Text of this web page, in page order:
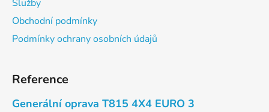
Služby
Obchodní podmínky
Podmínky ochrany osobních údajů
Reference
Generální oprava T815 4X4 EURO 3